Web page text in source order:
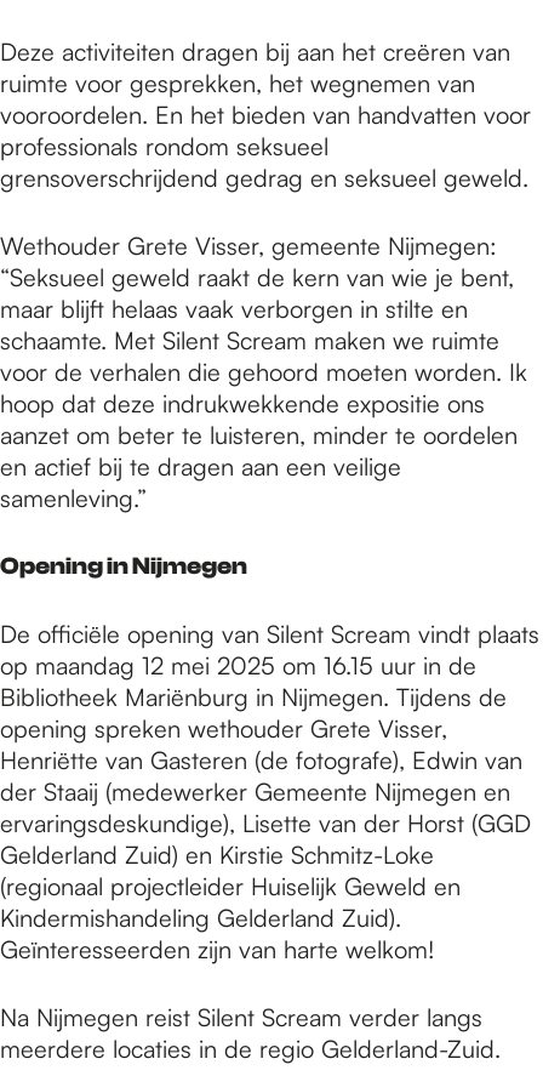
Deze activiteiten dragen bij aan het creëren van
ruimte voor gesprekken, het wegnemen van
vooroordelen. En het bieden van handvatten voor
professionals rondom seksueel
grensoverschrijdend gedrag en seksueel geweld.
Wethouder Grete Visser, gemeente Nijmegen:
“Seksueel geweld raakt de kern van wie je bent,
maar blijft helaas vaak verborgen in stilte en
schaamte. Met Silent Scream maken we ruimte
voor de verhalen die gehoord moeten worden. Ik
hoop dat deze indrukwekkende expositie ons
aanzet om beter te luisteren, minder te oordelen
en actief bij te dragen aan een veilige
samenleving.”
Opening in Nijmegen
De officiële opening van Silent Scream vindt plaats
op maandag 12 mei 2025 om 16.15 uur in de
Bibliotheek Mariënburg in Nijmegen. Tijdens de
opening spreken wethouder Grete Visser,
Henriëtte van Gasteren (de fotografe), Edwin van
der Staaij (medewerker Gemeente Nijmegen en
ervaringsdeskundige), Lisette van der Horst (GGD
Gelderland Zuid) en Kirstie Schmitz-Loke
(regionaal projectleider Huiselijk Geweld en
Kindermishandeling Gelderland Zuid).
Geïnteresseerden zijn van harte welkom!
Na Nijmegen reist Silent Scream verder langs
meerdere locaties in de regio Gelderland-Zuid.